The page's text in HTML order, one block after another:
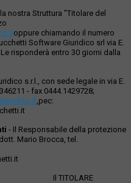
nostra Struttura "Titolare del
oppure chiamando il numero
Software Giuridico srl via E.
risponderà entro 30 giorni dalla
s.r.l., con sede legale in via E.
- fax 0444.1429728;
,pec:
- Il Responsabile della protezione
Mario Brocca, tel.
Il TITOLARE